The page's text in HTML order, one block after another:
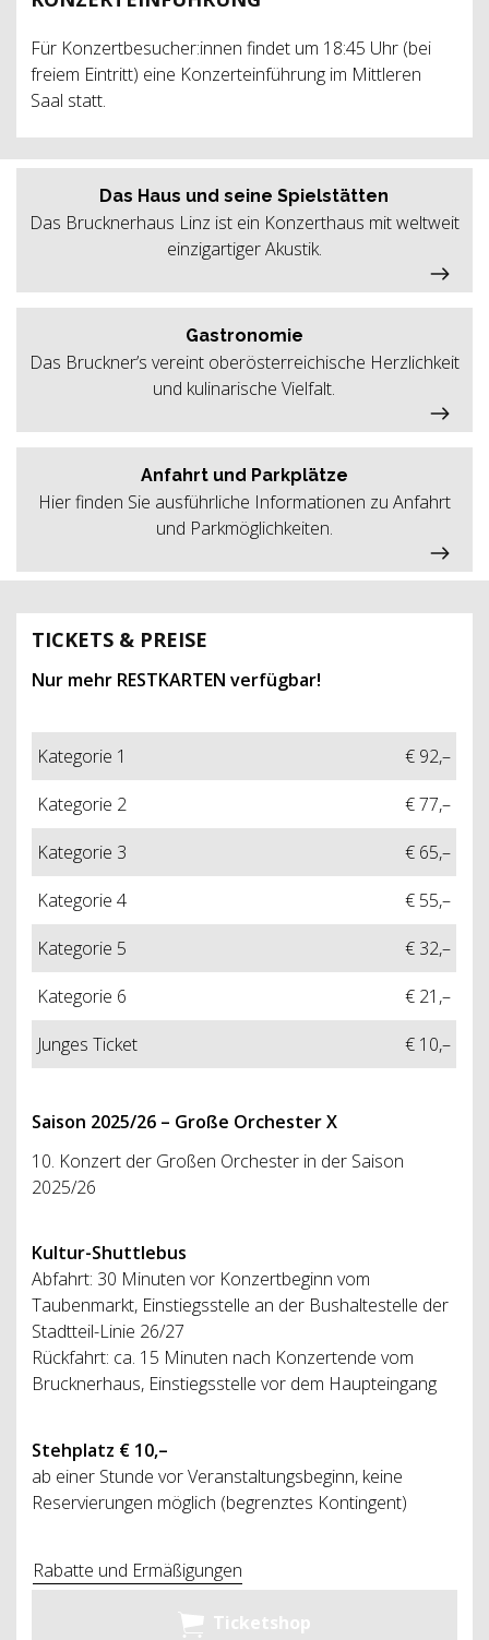
Für Konzertbesucher:innen findet um 18:45 Uhr (bei
freiem Eintritt) eine Konzerteinführung im Mittleren
Saal statt.
TICKETS & PREISE
Nur mehr RESTKARTEN verfügbar!
Kategorie 1
€ 92,–
Kategorie 2
€ 77,–
Kategorie 3
€ 65,–
Kategorie 4
€ 55,–
Kategorie 5
€ 32,–
Kategorie 6
€ 21,–
Junges Ticket
€ 10,–
Saison 2025/26 – Große Orchester X
10. Konzert der Großen Orchester in der Saison
2025/26
Kultur-Shuttlebus
Abfahrt: 30 Minuten vor Konzertbeginn vom
Taubenmarkt, Einstiegsstelle an der Bushaltestelle der
Stadtteil-Linie 26/27
Rückfahrt: ca. 15 Minuten nach Konzertende vom
Brucknerhaus, Einstiegsstelle vor dem Haupteingang
Stehplatz € 10,–
ab einer Stunde vor Veranstaltungsbeginn, keine
Reservierungen möglich (begrenztes Kontingent)
Rabatte und Ermäßigungen
Ticketshop
Das Haus und seine Spielstätten
Das Brucknerhaus Linz ist ein Konzerthaus mit weltweit
einzigartiger Akustik.
Gastronomie
Das Bruckner’s vereint oberösterreichische Herzlichkeit
und kulinarische Vielfalt.
Anfahrt und Parkplätze
Hier finden Sie ausführliche Informationen zu Anfahrt
und Parkmöglichkeiten.